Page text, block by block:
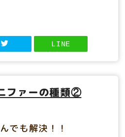
LINE
ファーの種類②
でも解決！！